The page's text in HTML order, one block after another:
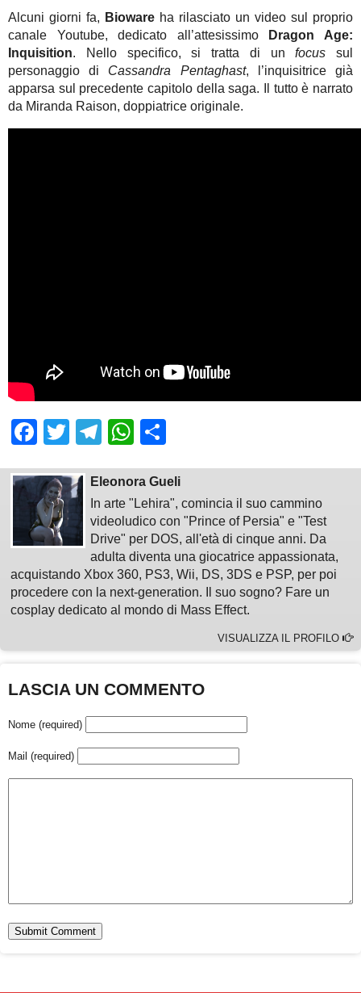
Alcuni giorni fa, Bioware ha rilasciato un video sul proprio
canale Youtube, dedicato all’attesissimo
Dragon Age:
Inquisition. Nello specifico, si tratta di unfocus sul
personaggio di Cassandra Pentaghast, l’inquisitrice già
apparsa sul precedente capitolo della saga. Il tutto è narrato
da Miranda Raison, doppiatrice originale.
Facebook
TwitterTelegram
WhatsApp
Eleonora Gueli
In arte "Lehira", comincia il suo cammino
videoludico con "Prince of Persia" e "Test
Drive" per DOS, all'età di cinque anni. Da
adulta diventa una giocatrice appassionata,
acquistando Xbox 360, PS3, Wii, DS, 3DS e PSP, per poi
procedere con la next-generation. Il suo sogno? Fare un
cosplay dedicato al mondo di Mass Effect.
VISUALIZZA IL PROFILO
LASCIA UN COMMENTO
Nome (required)
Mail (required)